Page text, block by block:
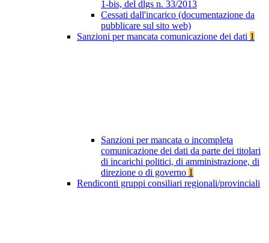
1-bis, del dlgs n. 33/2013
Cessati dall'incarico (documentazione da
pubblicare sul sito web)
Sanzioni per mancata comunicazione dei dati 1
Sanzioni per mancata o incompleta
comunicazione dei dati da parte dei titolari
di incarichi politici, di amministrazione, di
direzione o di governo 1
Rendiconti gruppi consiliari regionali/provinciali